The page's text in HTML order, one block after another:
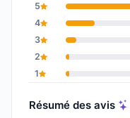
5
4
3
2
1
Résumé des avis